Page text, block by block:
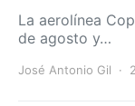
La aerolínea
de agosto y…
José Antonio Gil